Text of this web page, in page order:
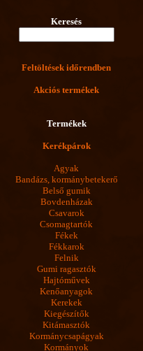
Keresés
Feltöltések időrendben
Akciós termékek
Termékek
Kerékpárok
Agyak
Bandázs, kormánybetekerő
Belső gumik
Bovdenházak
Csavarok
Csomagtartók
Fékek
Fékkarok
Felnik
Gumi ragasztók
Hajtóművek
Kenőanyagok
Kerekek
Kiegészítők
Kitámasztók
Kormánycsapágyak
Kormányok